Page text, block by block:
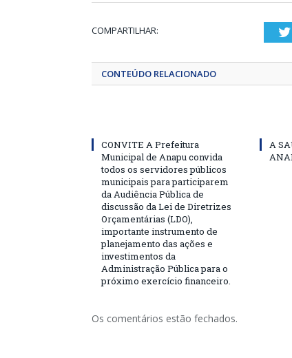
COMPARTILHAR:
CONTEÚDO RELACIONADO
CONVITE A Prefeitura
Municipal de Anapu convida
todos os servidores públicos
municipais para participarem
da Audiência Pública de
discussão da Lei de Diretrizes
Orçamentárias (LDO),
importante instrumento de
planejamento das ações e
investimentos da
Administração Pública para o
próximo exercício financeiro.
A
Os comentários estão fechados.